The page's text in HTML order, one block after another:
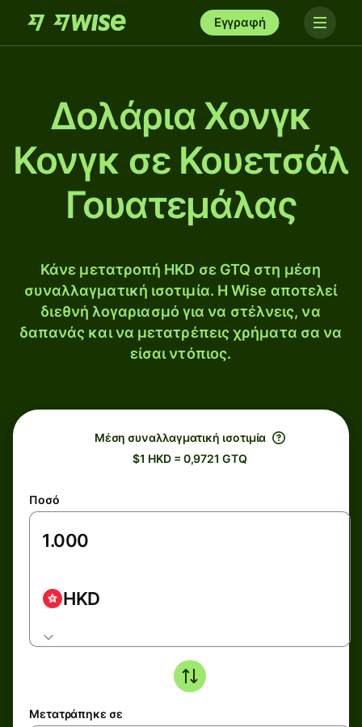
Εγγραφή
Δολάρια Χονγκ
Κονγκ σε Κουετσάλ
Γουατεμάλας
Κάνε μετατροπή HKD σε GTQ στη μέση
συναλλαγματική ισοτιμία. Η Wise αποτελεί
διεθνή λογαριασμό για να στέλνεις, να
δαπανάς και να μετατρέπεις χρήματα σα να
είσαι ντόπιος.
Μέση συναλλαγματική ισοτιμία
$1 HKD = 0,9721 GTQ
Ποσό
HKD
Μετατράπηκε σε